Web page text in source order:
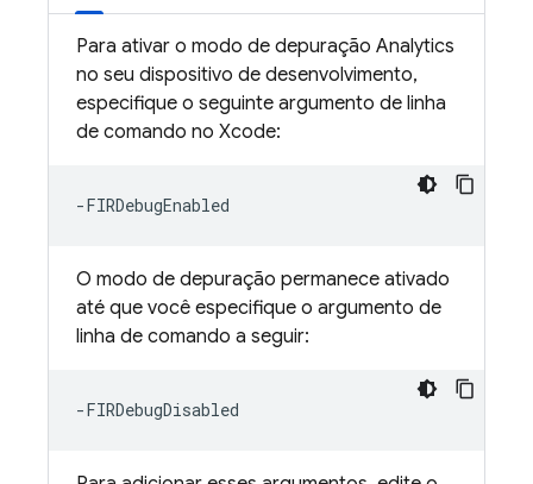
Para ativar o modo de depuração Analytics
no seu dispositivo de desenvolvimento,
especifique o seguinte argumento de linha
de comando no Xcode:
O modo de depuração permanece ativado
até que você especifique o argumento de
linha de comando a seguir: